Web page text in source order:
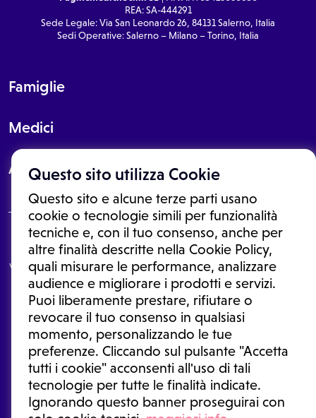
Questo sito utilizza Cookie
Questo sito e alcune terze parti usano
cookie o tecnologie simili per funzionalità
tecniche e, con il tuo consenso, anche per
altre finalità descritte nella Cookie Policy,
quali misurare le performance, analizzare
audience e migliorare i prodotti e servizi.
Puoi liberamente prestare, rifiutare o
revocare il tuo consenso in qualsiasi
momento, personalizzando le tue
preferenze. Cliccando sul pulsante "Accetta
tutti i cookie" acconsenti all'uso di tali
tecnologie per tutte le finalità indicate.
Ignorando questo banner proseguirai con
REA: SA-444291
Sede Legale: Via San Leonardo 26, 84131 Salerno, Italia
Sedi Operative: Salerno – Milano – Torino, Italia
Famiglie
Medici
About
Le informazioni proposte in questo sito non sono un consulto medico.
In nessun caso, queste informazioni sostituiscono un consulto, una
visita o una diagnosi formulata dal medico. Non si devono considerare
le informazioni disponibili come suggerimenti per la formulazione di
una diagnosi, la determinazione di un trattamento o l'assunzione o
sospensione di un farmaco senza prima consultare un medico di
medicina generale o uno specialista.
Condizioni di utilizzo|Privacy Policy |Gestione cookie
Ⓒ 2026 | Tutti i diritti riservati.